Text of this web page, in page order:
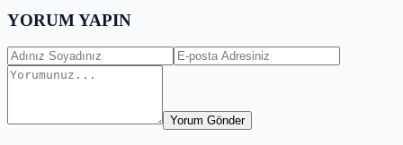
YORUM YAPIN
Yorum Gönder